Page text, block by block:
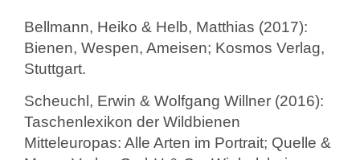
Bellmann, Heiko & Helb, Matthias (2017):
Bienen, Wespen, Ameisen; Kosmos Verlag,
Stuttgart.
Scheuchl, Erwin & Wolfgang Willner (2016):
Taschenlexikon der Wildbienen
Mitteleuropas: Alle Arten im Portrait; Quelle &